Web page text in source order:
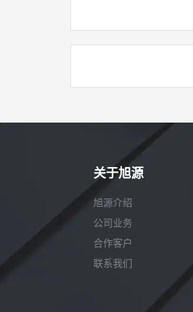
关于旭源
旭源介绍
公司业务
合作客户
联系我们